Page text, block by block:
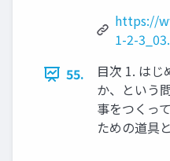
https://
1-2-
55.
目次 1. はじ
か、という
事をつくっ
ための道具